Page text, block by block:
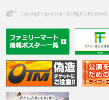
Copyright eplus inc. All Rights Reserved.